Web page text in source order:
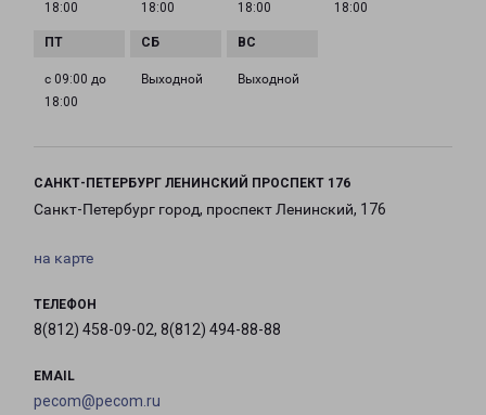
18:00 18:00 18:00 18:00
с 09:00 до
18:00
Выходной Выходной
САНКТ-ПЕТЕРБУРГ ЛЕНИНСКИЙ ПРОСПЕКТ 176
Санкт-Петербург город, проспект Ленинский, 176
на карте
ТЕЛЕФОН
8(812) 458-09-02, 8(812) 494-88-88
EMAIL
pecom@pecom.ru